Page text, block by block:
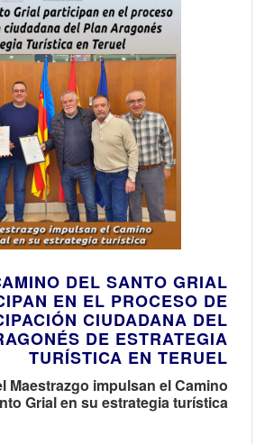
DEL SANTO GRIAL
EN EL PROCESO DE
CIUDADANA DEL
DE ESTRATEGIA
TURÍSTICA EN TERUEL
Maestrazgo impulsan el Camino
Grial en su estrategia turística